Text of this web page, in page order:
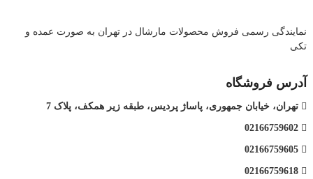
نمایندگی رسمی فروش محصولات مارشال در تهران به صورت عمده و
تکی
آدرس فروشگاه
تهران، خیابان جمهوری، پاساژ پردیس، طبقه زیر همکف، پلاک 7